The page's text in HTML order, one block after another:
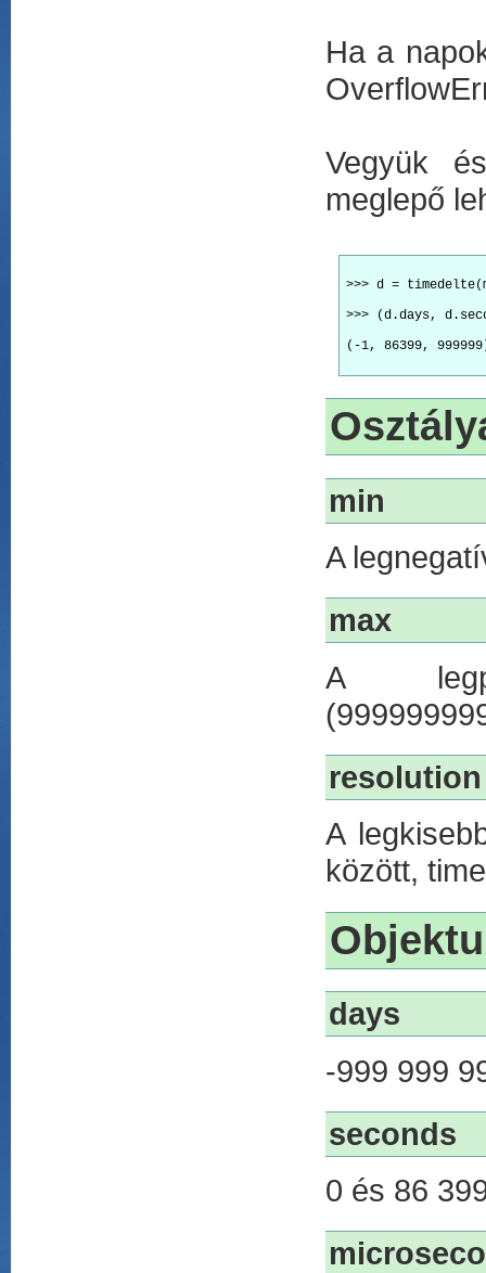
Ha a
Vegyük
meglepő
>>> d =
>>> (d.days,
(-1, 86399,
min
A
max
A
resolution
A
között,
days
-999 999
seconds
0 és 86